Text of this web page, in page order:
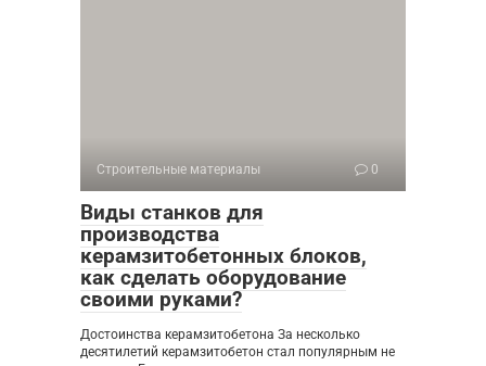
Строительные материалы 0
Виды станков для
производства
керамзитобетонных блоков,
как сделать оборудование
своими руками?
Достоинства керамзитобетона За несколько
десятилетий керамзитобетон стал популярным не